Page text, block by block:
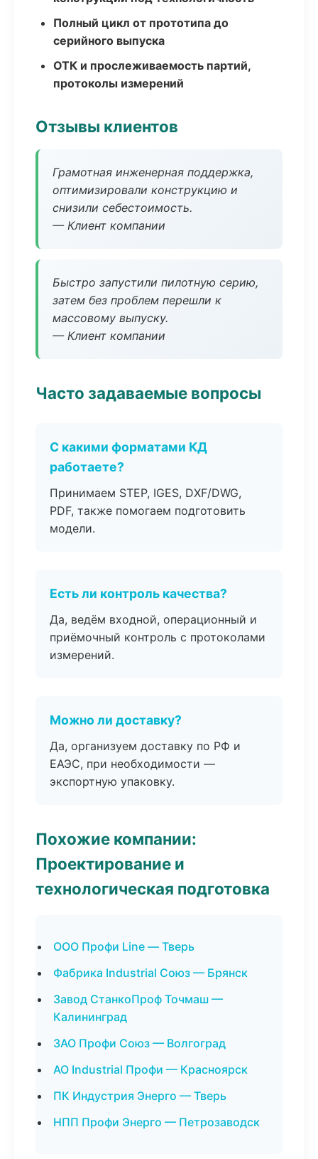
Полный цикл от прототипа до
серийного выпуска
ОТК и прослеживаемость партий,
протоколы измерений
Отзывы клиентов
Грамотная инженерная поддержка,
оптимизировали конструкцию и
снизили себестоимость.
— Клиент компании
Быстро запустили пилотную серию,
затем без проблем перешли к
массовому выпуску.
— Клиент компании
Часто задаваемые вопросы
С какими форматами КД
работаете?
Принимаем STEP, IGES, DXF/DWG,
PDF, также помогаем подготовить
модели.
Есть ли контроль качества?
Да, ведём входной, операционный и
приёмочный контроль с протоколами
измерений.
Можно ли доставку?
Да, организуем доставку по РФ и
ЕАЭС, при необходимости —
экспортную упаковку.
Похожие компании:
Проектирование и
технологическая подготовка
ООО Профи Line — Тверь
Фабрика Industrial Союз — Брянск
Завод СтанкоПроф Точмаш —
Калининград
ЗАО Профи Союз — Волгоград
АО Industrial Профи — Красноярск
ПК Индустрия Энерго — Тверь
НПП Профи Энерго — Петрозаводск